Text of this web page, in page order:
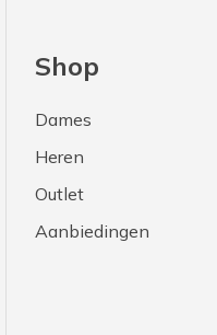
Shop
Dames
Heren
Outlet
Aanbiedingen